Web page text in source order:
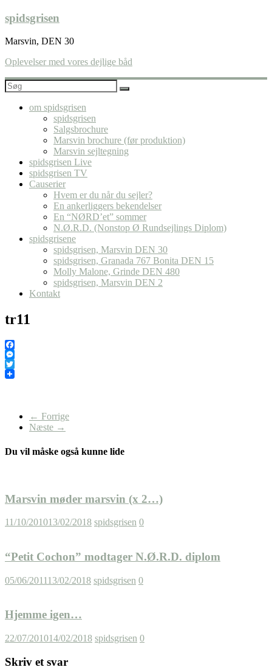
Skip
to
content
spidsgrisen
Marsvin, DEN 30
Oplevelser med vores dejlige båd
om spidsgrisen
spidsgrisen
Salgsbrochure
Marsvin brochure (før produktion)
Marsvin sejltegning
spidsgrisen Live
spidsgrisen TV
Causerier
Hvem er du når du sejler?
En ankerliggers bekendelser
En “NØRD’et” sommer
N.Ø.R.D. (Nonstop Ø Rundsejlings Diplom)
spidsgrisene
spidsgrisen, Marsvin DEN 30
spidsgrisen, Granada 767 Bonita DEN 15
Molly Malone, Grinde DEN 480
spidsgrisen, Marsvin DEN 2
Kontakt
tr11
Facebook
Messenger
Twitter
← Forrige
Næste →
Du vil måske også kunne lide
Marsvin møder marsvin (x 2…)
11/10/201013/02/2018 spidsgrisen 0
“Petit Cochon” modtager N.Ø.R.D. diplom
05/06/201113/02/2018 spidsgrisen 0
Hjemme igen…
22/07/201014/02/2018 spidsgrisen 0
Skriv et svar